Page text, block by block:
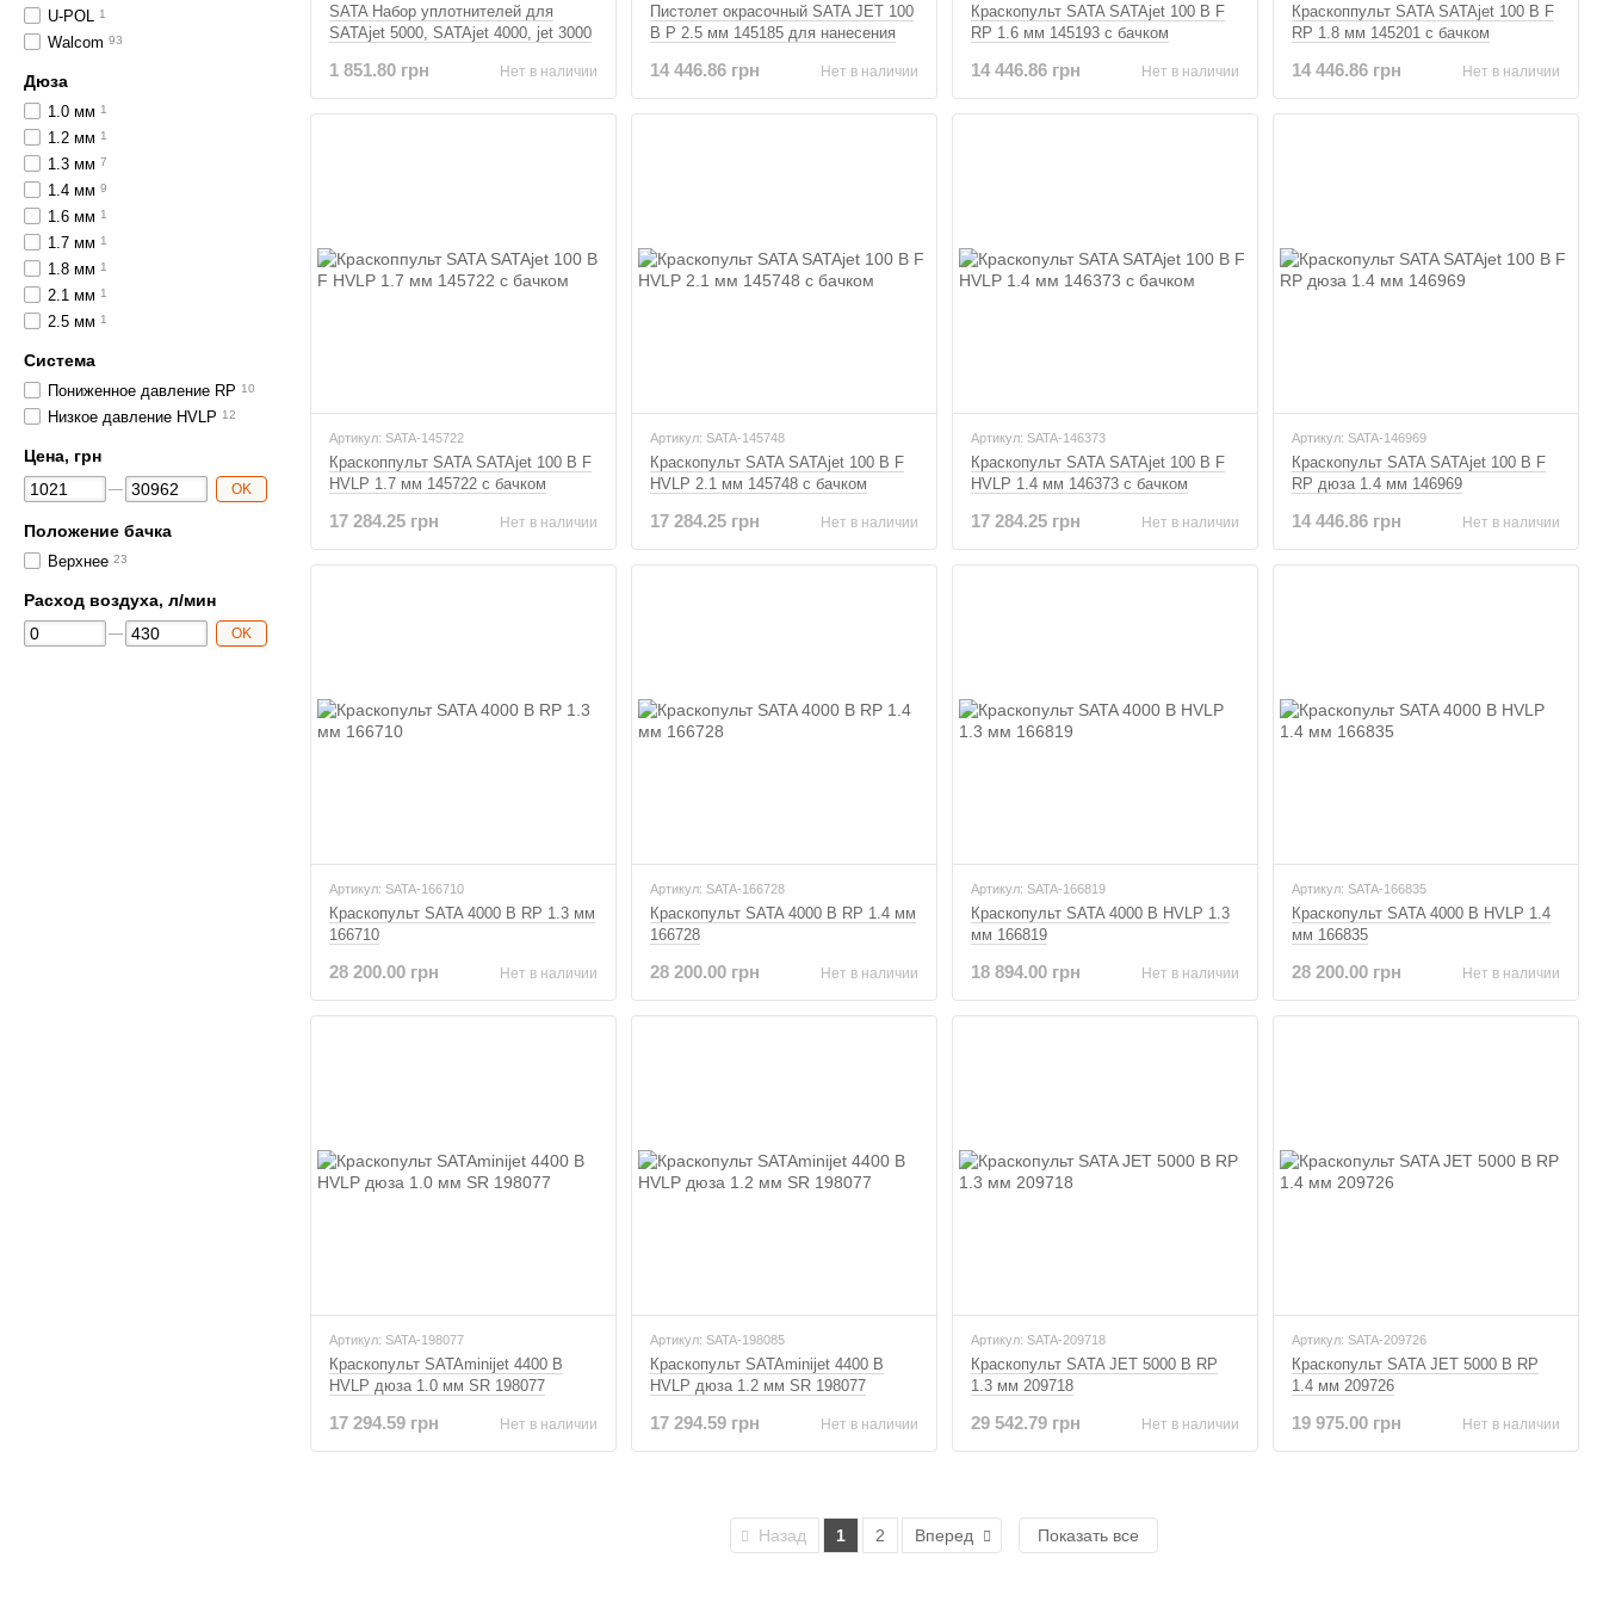
SATA Набор уплотнителей для
SATAjet 5000, SATAjet 4000, jet 3000
1 851.80 грн Нет в наличии
Пистолет окрасочный SATA JET 100
B P 2.5 мм 145185 для нанесения
14 446.86 грн Нет в наличии
Краскопульт SATA SATAjet 100 B F
RP 1.6 мм 145193 с бачком
14 446.86 грн Нет в наличии
Краскоппульт SATA SATAjet 100 B F
RP 1.8 мм 145201 с бачком
14 446.86 грн Нет в наличии
Артикул: SATA-145722
Краскоппульт SATA SATAjet 100 B F
HVLP 1.7 мм 145722 с бачком
17 284.25 грн Нет в наличии
Артикул: SATA-145748
Краскопульт SATA SATAjet 100 B F
HVLP 2.1 мм 145748 с бачком
17 284.25 грн Нет в наличии
Артикул: SATA-146373
Краскопульт SATA SATAjet 100 B F
HVLP 1.4 мм 146373 с бачком
17 284.25 грн Нет в наличии
Артикул: SATA-146969
Краскопульт SATA SATAjet 100 B F
RP дюза 1.4 мм 146969
14 446.86 грн Нет в наличии
Артикул: SATA-166710
Краскопульт SATA 4000 B RP 1.3 мм
166710
28 200.00 грн Нет в наличии
Артикул: SATA-166728
Краскопульт SATA 4000 B RP 1.4 мм
166728
28 200.00 грн Нет в наличии
Артикул: SATA-166819
Краскопульт SATA 4000 B HVLP 1.3
мм 166819
18 894.00 грн Нет в наличии
Артикул: SATA-166835
Краскопульт SATA 4000 B HVLP 1.4
мм 166835
28 200.00 грн Нет в наличии
Артикул: SATA-198077
Краскопульт SATAminijet 4400 B
HVLP дюза 1.0 мм SR 198077
17 294.59 грн Нет в наличии
Артикул: SATA-198085
Краскопульт SATAminijet 4400 B
HVLP дюза 1.2 мм SR 198077
17 294.59 грн Нет в наличии
Артикул: SATA-209718
Краскопульт SATA JET 5000 B RP
1.3 мм 209718
29 542.79 грн Нет в наличии
Артикул: SATA-209726
Краскопульт SATA JET 5000 B RP
1.4 мм 209726
19 975.00 грн Нет в наличии
Назад 1 2 Вперед Показать все
U-POL 1
Walcom 93
Дюза
1.0 мм 1
1.2 мм 1
1.3 мм 7
1.4 мм 9
1.6 мм 1
1.7 мм 1
1.8 мм 1
2.1 мм 1
2.5 мм 1
Система
Пониженное давление RP 10
Низкое давление HVLP 12
Цена, грн
OK
Положение бачка
Верхнее 23
Расход воздуха, л/мин
OK